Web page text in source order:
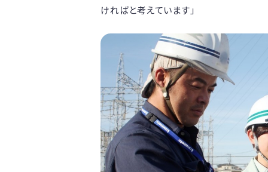
ければと考えています」